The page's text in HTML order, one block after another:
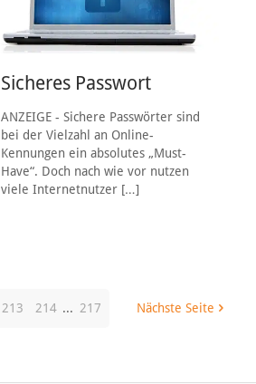
Sicheres Passwort
ANZEIGE - Sichere Passwörter sind
bei der Vielzahl an Online-
Kennungen ein absolutes „Must-
Have“. Doch nach wie vor nutzen
viele Internetnutzer […]
213 214 ... 217 Nächste Seite